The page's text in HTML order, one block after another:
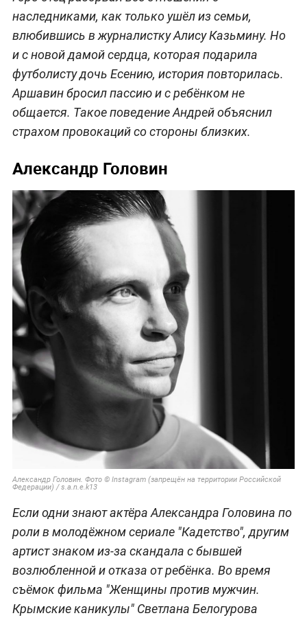
наследниками, как только ушёл из семьи,
влюбившись в журналистку Алису Казьмину. Но
и с новой дамой сердца, которая подарила
футболисту дочь Есению, история повторилась.
Аршавин бросил пассию и с ребёнком не
общается. Такое поведение Андрей объяснил
страхом провокаций со стороны близких.
Александр Головин
Александр Головин. Фото © Instagram (запрещён на территории Российской
Федерации) / s.a.n.e.k13
Если одни знают актёра Александра Головина по
роли в молодёжном сериале "Кадетство", другим
артист знаком из-за скандала с бывшей
возлюбленной и отказа от ребёнка. Во время
съёмок фильма "Женщины против мужчин.
Крымские каникулы" Светлана Белогурова